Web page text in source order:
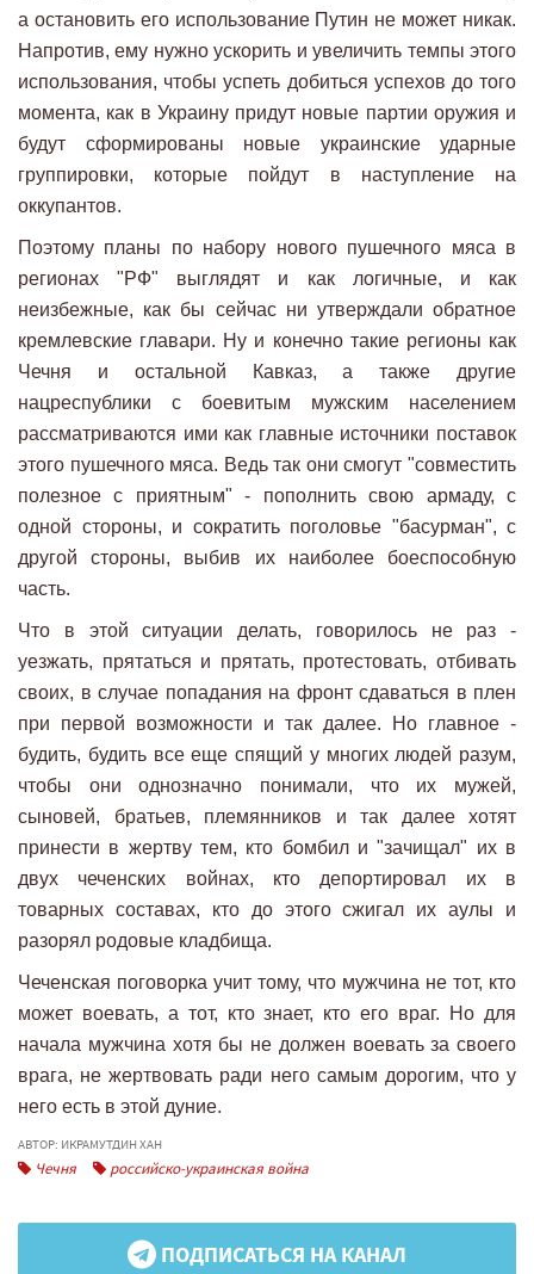
а остановить его использование Путин не может никак.
Напротив, ему нужно ускорить и увеличить темпы этого
использования, чтобы успеть добиться успехов до того
момента, как в Украину придут новые партии оружия и
будут сформированы новые украинские ударные
группировки, которые пойдут в наступление на
оккупантов.
Поэтому планы по набору нового пушечного мяса в
регионах "РФ" выглядят и как логичные, и как
неизбежные, как бы сейчас ни утверждали обратное
кремлевские главари. Ну и конечно такие регионы как
Чечня и остальной Кавказ, а также другие
нацреспублики с боевитым мужским населением
рассматриваются ими как главные источники поставок
этого пушечного мяса. Ведь так они смогут "совместить
полезное с приятным" - пополнить свою армаду, с
одной стороны, и сократить поголовье "басурман", с
другой стороны, выбив их наиболее боеспособную
часть.
Что в этой ситуации делать, говорилось не раз -
уезжать, прятаться и прятать, протестовать, отбивать
своих, в случае попадания на фронт сдаваться в плен
при первой возможности и так далее. Но главное -
будить, будить все еще спящий у многих людей разум,
чтобы они однозначно понимали, что их мужей,
сыновей, братьев, племянников и так далее хотят
принести в жертву тем, кто бомбил и "зачищал" их в
двух чеченских войнах, кто депортировал их в
товарных составах, кто до этого сжигал их аулы и
разорял родовые кладбища.
Чеченская поговорка учит тому, что мужчина не тот, кто
может воевать, а тот, кто знает, кто его враг. Но для
начала мужчина хотя бы не должен воевать за своего
врага, не жертвовать ради него самым дорогим, что у
него есть в этой дуние.
АВТОР: ИКРАМУТДИН ХАН
Чечня российско-украинская война
ПОДПИСАТЬСЯ НА КАНАЛ